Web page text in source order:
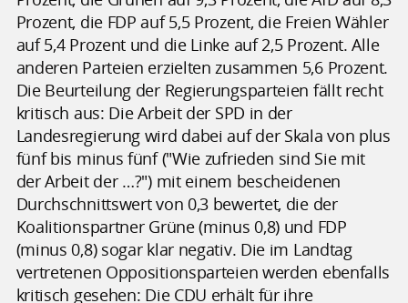
Prozent, die FDP auf 5,5 Prozent, die Freien Wähler
auf 5,4 Prozent und die Linke auf 2,5 Prozent. Alle
anderen Parteien erzielten zusammen 5,6 Prozent.
Die Beurteilung der Regierungsparteien fällt recht
kritisch aus: Die Arbeit der SPD in der
Landesregierung wird dabei auf der Skala von plus
fünf bis minus fünf ("Wie zufrieden sind Sie mit
der Arbeit der …?") mit einem bescheidenen
Durchschnittswert von 0,3 bewertet, die der
Koalitionspartner Grüne (minus 0,8) und FDP
(minus 0,8) sogar klar negativ. Die im Landtag
vertretenen Oppositionsparteien werden ebenfalls
kritisch gesehen: Die CDU erhält für ihre